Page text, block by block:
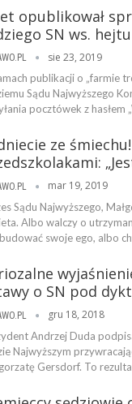
opublikował
SN ws.
sie 23, 2019
publikacji o „farmie
Sądu Najwyższego
pocztówek z
ze
mar 19, 2019
Sądu Najwyższego,
Albo walczy o
swoje ego, albo
o SN pod
gru 18, 2018
Andrzej Duda
Najwyższym
Gersdorf. To